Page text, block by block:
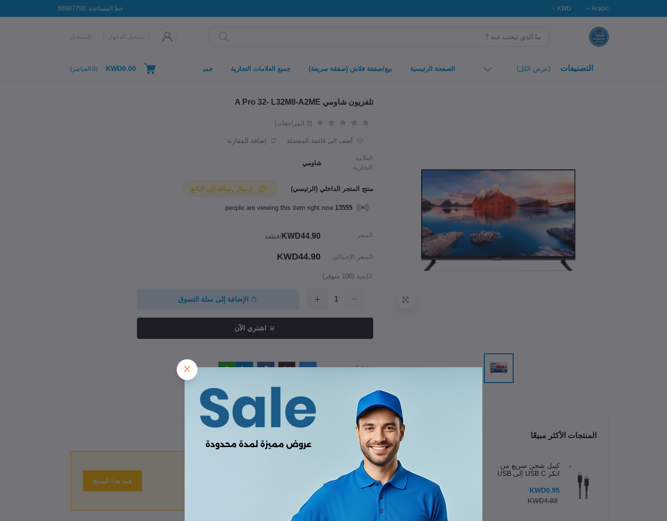
Arabic
KWD خط المساعدة: 66907790
تسجيل الدخول التسجيل
التصنيفات (عرض الكل) الصفحة الرئيسية بيع/صفقة فلاش (صفقة سريعة) جميع العلامات التجارية جميع التصنيفات KWD0.00
(
0 العناصر)
تلفزيون شاومي A Pro 32- L32M8-A2ME
(0 المراجعات)
أضف إلى قائمة المفضلة إضافة للمقارنة
العلامة
التجارية
شاومي
منتج المتجر الداخلي (الرئيسي)
13555
people are viewing this item right now
السعر KWD44.90 /قطعة
السعر الإجمالي KWD44.90
الكمية (
100 متوفر)
الإضافة إلى سلة التسوق
اشتري الآن
مشاركة
المنتجات الأكثر مبيعًا
كيبل شحن سريع من
انكر USB C إلى USB
KWD0.95
KWD4.88
المراجعات والتقييمات
0.00 من أصل 5.0 قيم هذا المنتج